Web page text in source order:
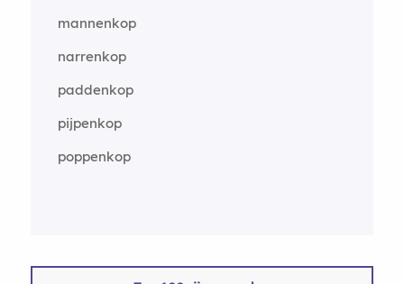
mannenkop
narrenkop
paddenkop
pijpenkop
poppenkop